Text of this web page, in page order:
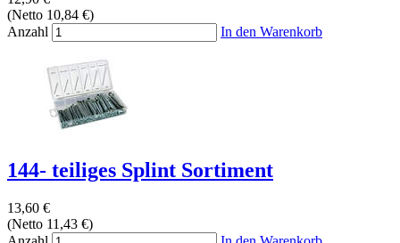
(Netto 10,84 €)
Anzahl
In den Warenkorb
144- teiliges Splint Sortiment
13,60 €
(Netto 11,43 €)